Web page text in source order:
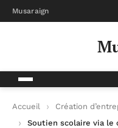
Musaraign
Accueil
Création
Soutien scolaire via le